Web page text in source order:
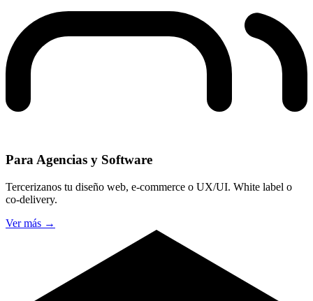
Para Agencias y Software
Tercerizanos tu diseño web, e-commerce o UX/UI. White label o
co-delivery.
Ver más →